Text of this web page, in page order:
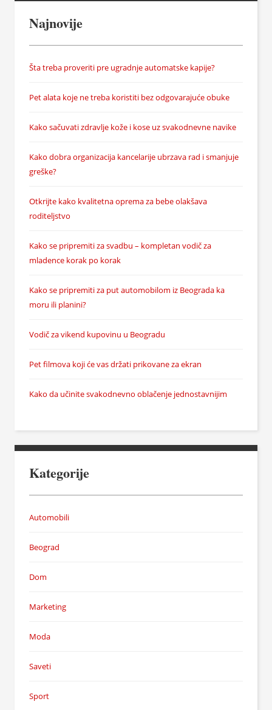
Najnovije
Šta treba proveriti pre ugradnje automatske kapije?
Pet alata koje ne treba koristiti bez odgovarajuće obuke
Kako sačuvati zdravlje kože i kose uz svakodnevne navike
Kako dobra organizacija kancelarije ubrzava rad i smanjuje
greške?
Otkrijte kako kvalitetna oprema za bebe olakšava
roditeljstvo
Kako se pripremiti za svadbu – kompletan vodič za
mladence korak po korak
Kako se pripremiti za put automobilom iz Beograda ka
moru ili planini?
Vodič za vikend kupovinu u Beogradu
Pet filmova koji će vas držati prikovane za ekran
Kako da učinite svakodnevno oblačenje jednostavnijim
Kategorije
Automobili
Beograd
Dom
Marketing
Moda
Saveti
Sport